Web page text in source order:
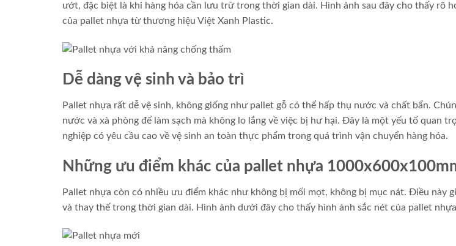
ướt, đặc biệt là khi hàng hóa cần lưu trữ trong thời gian dài. Hình ảnh sau đây cho thấy rõ
của pallet nhựa từ thương hiệu Việt Xanh Plastic.
Dễ dàng vệ sinh và bảo trì
Pallet nhựa rất dễ vệ sinh, không giống như pallet gỗ có thể hấp thụ nước và chất bẩn.
nước và xà phòng để làm sạch mà không lo lắng về việc bị hư hại. Đây là một yếu tố quan
nghiệp có yêu cầu cao về vệ sinh an toàn thực phẩm trong quá trình vận chuyển hàng hóa.
Những ưu điểm khác của pallet nhựa
Pallet nhựa còn có nhiều ưu điểm khác như không bị mối mọt, không bị mục nát. Điều này
và thay thế trong thời gian dài. Hình ảnh dưới đây cho thấy hình ảnh sắc nét của pallet